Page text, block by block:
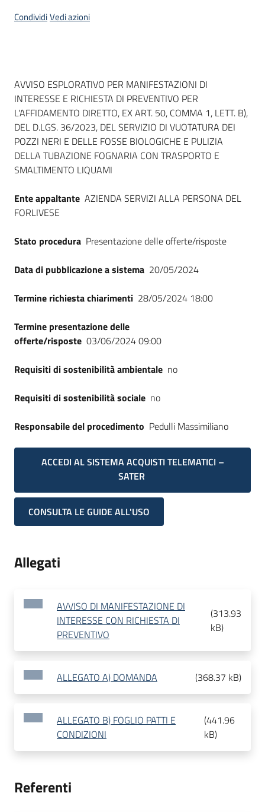
CondividiVedi azioni
Dati del bando
AVVISO ESPLORATIVO PER MANIFESTAZIONI DI
INTERESSE E RICHIESTA DI PREVENTIVO PER
L'AFFIDAMENTO DIRETTO, EX ART. 50, COMMA 1, LETT. B),
DEL D.LGS. 36/2023, DEL SERVIZIO DI VUOTATURA DEI
POZZI NERI E DELLE FOSSE BIOLOGICHE E PULIZIA
DELLA TUBAZIONE FOGNARIA CON TRASPORTO E
SMALTIMENTO LIQUAMI
Ente appaltante AZIENDA SERVIZI ALLA PERSONA DEL
FORLIVESE
Stato procedura Presentazione delle offerte/risposte
Data di pubblicazione a sistema 20/05/2024
Termine richiesta chiarimenti 28/05/2024 18:00
Termine presentazione delle
offerte/risposte 03/06/2024 09:00
Requisiti di sostenibilità ambientale no
Requisiti di sostenibilità sociale no
Responsabile del procedimento Pedulli Massimiliano
ACCEDI AL SISTEMA ACQUISTI TELEMATICI –
SATER
CONSULTA LE GUIDE ALL'USO
Allegati
AVVISO DI MANIFESTAZIONE DI
INTERESSE CON RICHIESTA DI
PREVENTIVO
(313.93
kB)
ALLEGATO A) DOMANDA (368.37 kB)
ALLEGATO B) FOGLIO PATTI E
CONDIZIONI
(441.96
kB)
Referenti